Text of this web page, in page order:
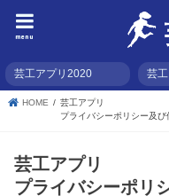
menu
芸工アプリ2020 芸
HOME
芸工アプリ
プライバシーポリシー及
芸工アプリ
プライバシーポリ